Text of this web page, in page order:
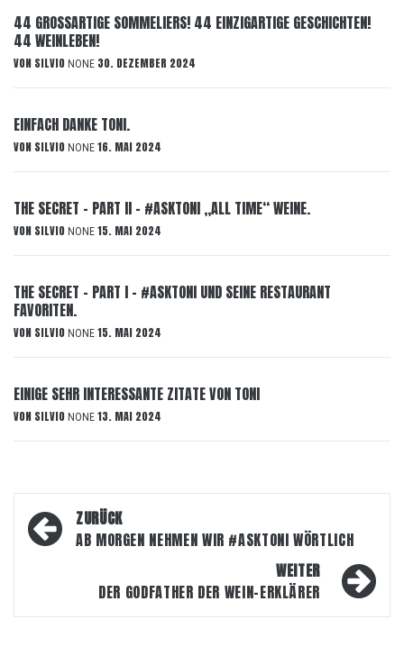
44 GROSSARTIGE SOMMELIERS! 44 EINZIGARTIGE GESCHICHTEN!
44 WEINLEBEN!
VON SILVIO NONE 30. DEZEMBER 2024
EINFACH DANKE TONI.
VON SILVIO NONE 16. MAI 2024
THE SECRET – PART II – #ASKTONI „ALL TIME“ WEINE.
VON SILVIO NONE 15. MAI 2024
THE SECRET – PART I – #ASKTONI UND SEINE RESTAURANT
FAVORITEN.
VON SILVIO NONE 15. MAI 2024
EINIGE SEHR INTERESSANTE ZITATE VON TONI
VON SILVIO NONE 13. MAI 2024
Beitragsnavigation
ZURÜCK
AB MORGEN NEHMEN WIR #ASKTONI WÖRTLICH
WEITER
DER GODFATHER DER WEIN-ERKLÄRER